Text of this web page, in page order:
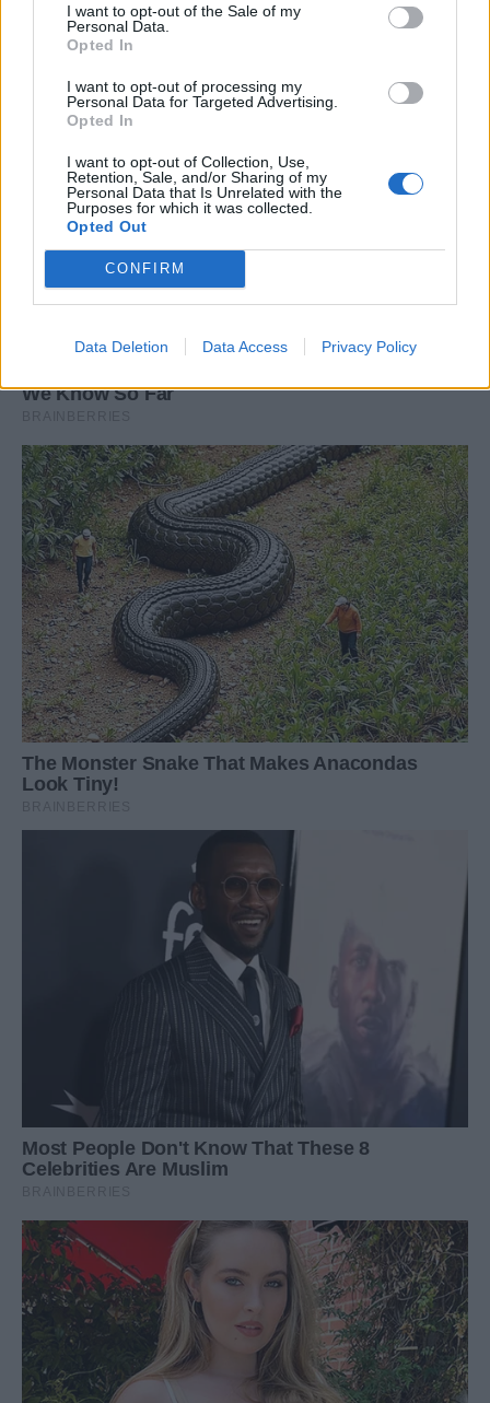
I want to opt-out of the Sale of my
Personal Data.
Opted In
I want to opt-out of processing my
Personal Data for Targeted Advertising.
Opted In
I want to opt-out of Collection, Use,
Retention, Sale, and/or Sharing of my
Personal Data that Is Unrelated with the
Purposes for which it was collected.
Opted Out
CONFIRM
Data Deletion Data Access Privacy Policy